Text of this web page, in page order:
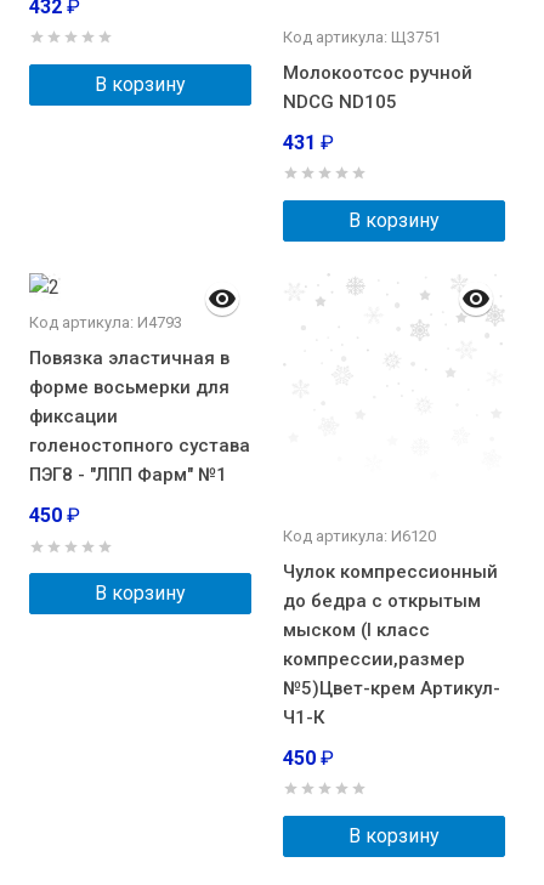
432 ₽
В корзину
Код артикула: Щ3751
Молокоотсос ручной
NDСG ND105
431 ₽
В корзину
Код артикула: И4793
Повязка эластичная в
форме восьмерки для
фиксации
голеностопного сустава
ПЭГ8 - "ЛПП Фарм" №1
450 ₽
В корзину
Код артикула: И6120
Чулок компрессионный
до бедра с открытым
мыском (I класс
компрессии,размер
№5)Цвет-крем Артикул-
Ч1-К
450 ₽
В корзину